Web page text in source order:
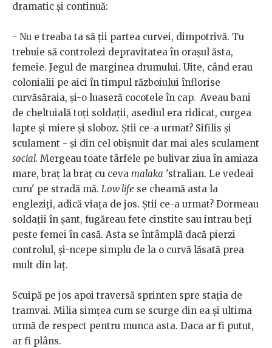
dramatic și continuă:
- Nu e treaba ta să ții partea curvei, dimpotrivă. Tu
trebuie să controlezi depravitatea în orașul ăsta,
femeie. Jegul de marginea drumului. Uite, când erau
colonialii pe aici în timpul războiului înflorise
curvăsăraia, și-o luaseră cocotele în cap. Aveau bani
de cheltuială toți soldații, asediul era ridicat, curgea
lapte și miere și sloboz. Știi ce-a urmat? Sifilis și
sculament - și din cel obișnuit dar mai ales sculament
social. Mergeau toate târfele pe bulivar ziua în amiaza
mare, braț la braț cu ceva malaka 'stralian. Le vedeai
curu' pe stradă mă. Low life se cheamă asta la
engleziți, adică viața de jos. Știi ce-a urmat? Dormeau
soldații în șant, fugăreau fete cinstite sau intrau beți
peste femei în casă. Asta se întâmplă dacă pierzi
controlul, și-ncepe simplu de la o curvă lăsată prea
mult din laț.
Scuipă pe jos apoi traversă sprinten spre stația de
tramvai. Milia simțea cum se scurge din ea și ultima
urmă de respect pentru munca asta. Daca ar fi putut,
ar fi plâns.